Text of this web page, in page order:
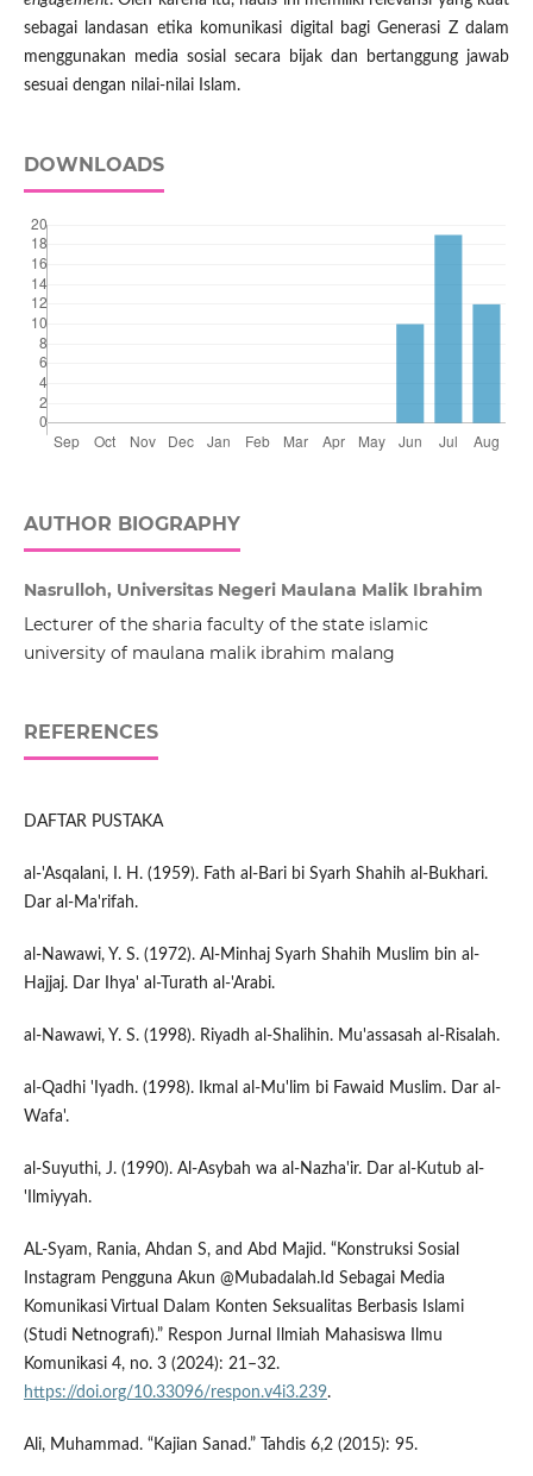
sebagai landasan etika komunikasi digital bagi Generasi Z dalam
menggunakan media sosial secara bijak dan bertanggung jawab
sesuai dengan nilai-nilai Islam.
DOWNLOADS
AUTHOR BIOGRAPHY
Nasrulloh, Universitas Negeri Maulana Malik Ibrahim
Lecturer of the sharia faculty of the state islamic
university of maulana malik ibrahim malang
REFERENCES
DAFTAR PUSTAKA
al-'Asqalani, I. H. (1959). Fath al-Bari bi Syarh Shahih al-Bukhari.
Dar al-Ma'rifah.
al-Nawawi, Y. S. (1972). Al-Minhaj Syarh Shahih Muslim bin al-
Hajjaj. Dar Ihya' al-Turath al-'Arabi.
al-Nawawi, Y. S. (1998). Riyadh al-Shalihin. Mu'assasah al-Risalah.
al-Qadhi 'Iyadh. (1998). Ikmal al-Mu'lim bi Fawaid Muslim. Dar al-
Wafa'.
al-Suyuthi, J. (1990). Al-Asybah wa al-Nazha'ir. Dar al-Kutub al-
'Ilmiyyah.
AL-Syam, Rania, Ahdan S, and Abd Majid. “Konstruksi Sosial
Instagram Pengguna Akun @Mubadalah.Id Sebagai Media
Komunikasi Virtual Dalam Konten Seksualitas Berbasis Islami
(Studi Netnografi).” Respon Jurnal Ilmiah Mahasiswa Ilmu
Komunikasi 4, no. 3 (2024): 21–32.
https://doi.org/10.33096/respon.v4i3.239.
Ali, Muhammad. “Kajian Sanad.” Tahdis 6,2 (2015): 95.